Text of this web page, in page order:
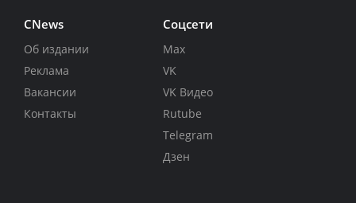
CNews
Об издании
Реклама
Вакансии
Контакты
Соцсети
Max
VK
VK Видео
Rutube
Telegram
Дзен